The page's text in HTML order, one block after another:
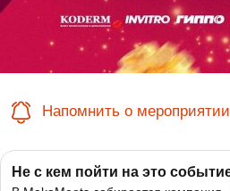
Напомнить о мероприятии